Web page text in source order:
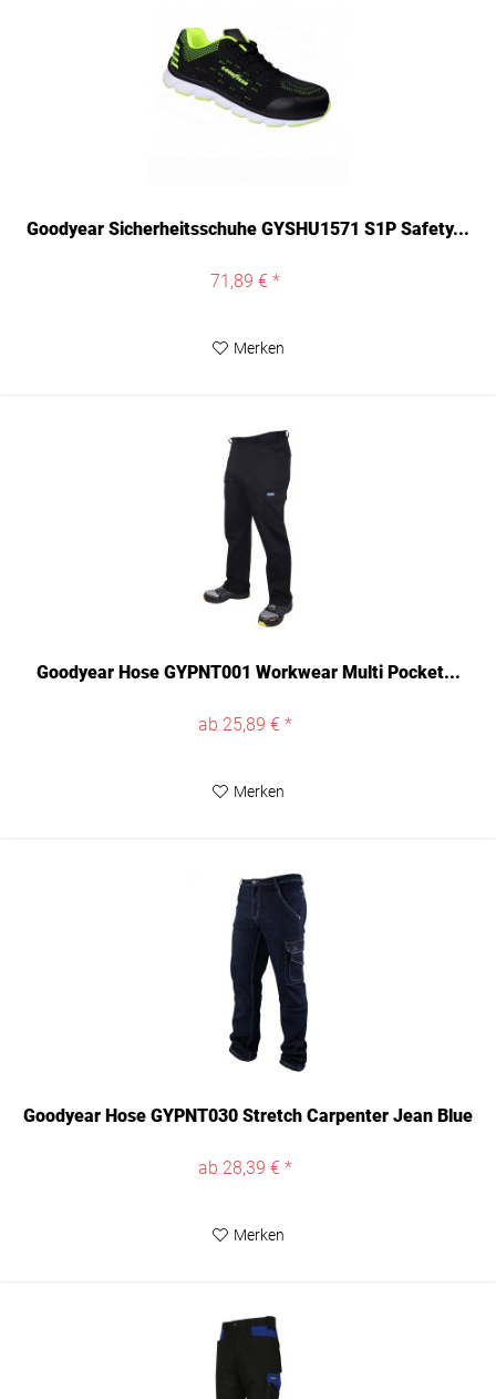
Goodyear Sicherheitsschuhe GYSHU1571 S1P Safety...
71,89 € *
Merken
Goodyear Hose GYPNT001 Workwear Multi Pocket...
ab 25,89 € *
Merken
Goodyear Hose GYPNT030 Stretch Carpenter Jean Blue
ab 28,39 € *
Merken